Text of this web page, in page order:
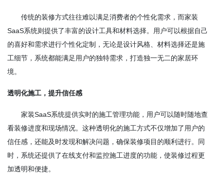
传统的装修方式往往难以满足消费者的个性化需求，而家装
SaaS系统则提供了丰富的设计工具和材料选择。用户可以根据自己
的喜好和需求进行个性化定制，无论是设计风格、材料选择还是施
工细节，系统都能满足用户的独特需求，打造独一无二的家居环
境。
透明化施工，提升信任感
家装SaaS系统提供实时的施工管理功能，用户可以随时随地查
看装修进度和现场情况。这种透明化的施工方式不仅增加了用户的
信任感，还能及时发现和解决问题，确保装修项目的顺利进行。同
时，系统还提供了在线支付和监控施工进度的功能，使装修过程更
加透明和便捷。